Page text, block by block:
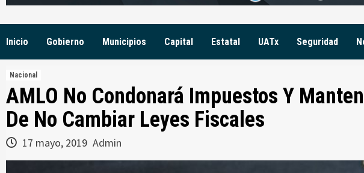
Inicio Gobierno Municipios Capital Estatal UATx Seguridad
Nacional
AMLO No Condonará Impuestos Y
De No Cambiar Leyes Fiscales
17 mayo, 2019 Admin